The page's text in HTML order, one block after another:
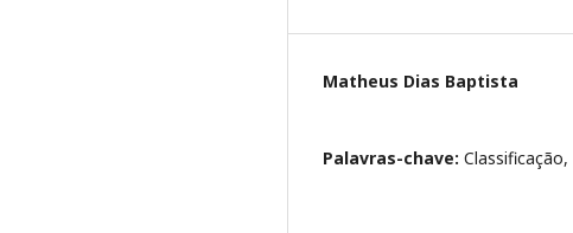
Matheus Dias Baptista
Palavras-chave: